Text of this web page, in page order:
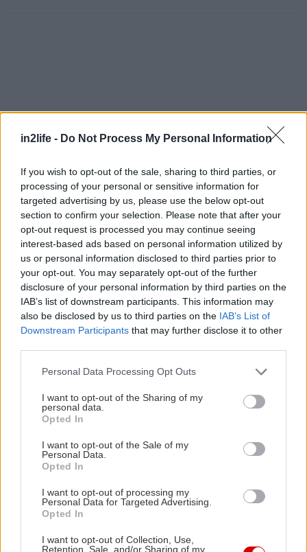
in2life - Do Not Process My Personal Information
If you wish to opt-out of the sale, sharing to third parties, or
processing of your personal or sensitive information for
targeted advertising by us, please use the below opt-out
section to confirm your selection. Please note that after your
opt-out request is processed you may continue seeing
interest-based ads based on personal information utilized by
us or personal information disclosed to third parties prior to
your opt-out. You may separately opt-out of the further
disclosure of your personal information by third parties on the
IAB’s list of downstream participants. This information may
also be disclosed by us to third parties on the IAB’s List of
Downstream Participants that may further disclose it to other
Please note that this website/app uses one or more Google
not limited to your visit or usage behaviour. You may click to
grant or deny consent to Google and its third-party tags to
use your data for below specified purposes in below Google
consent section.
Personal Data Processing Opt Outs
I want to opt-out of the Sharing of my
personal data.
Opted In
I want to opt-out of the Sale of my
Personal Data.
Opted In
I want to opt-out of processing my
Personal Data for Targeted Advertising.
Opted In
I want to opt-out of Collection, Use,
Retention, Sale, and/or Sharing of my
Διαβάστε επίσης
Χωρίς αυστηρό λοκντάουν, θα έχουμε 6 με 10
χιλιάδες κρούσματα
Θα
βενζίνης;
PODCASTS
Αναζήτηση
για...